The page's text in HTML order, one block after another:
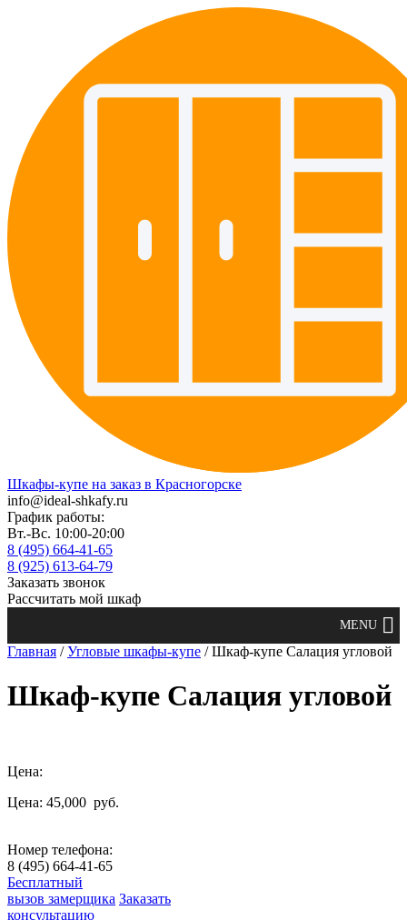
Шкафы-купе на заказ в Красногорске
info@ideal-shkafy.ru
График работы:
Вт.-Вс. 10:00-20:00
8 (495) 664-41-65
8 (925) 613-64-79
Заказать звонок
Рассчитать мой шкаф
Главная /Угловые шкафы-купе / Шкаф-купе Салация угловой
Шкаф-купе Салация угловой
Цена:
Цена: 45,000 руб.
Номер телефона:
8 (495) 664-41-65
Бесплатный
вызов замерщика Заказать
консультацию